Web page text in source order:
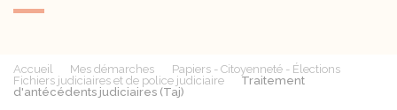
Accueil Mes démarches
Papiers - Citoyenneté - Élections
Fichiers judiciaires et de police judiciaire
Traitement
d'antécédents judiciaires (Taj)